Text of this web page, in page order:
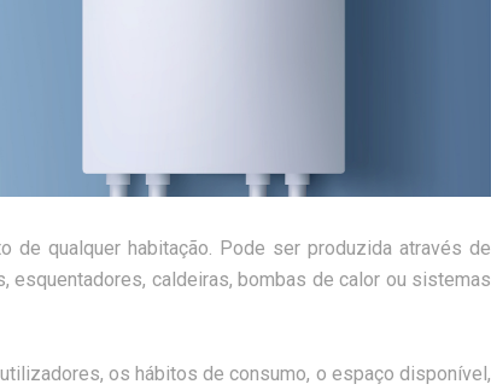
de qualquer habitação. Pode ser produzida através de
esquentadores, caldeiras, bombas de calor ou sistemas
os hábitos de consumo, o espaço disponível,